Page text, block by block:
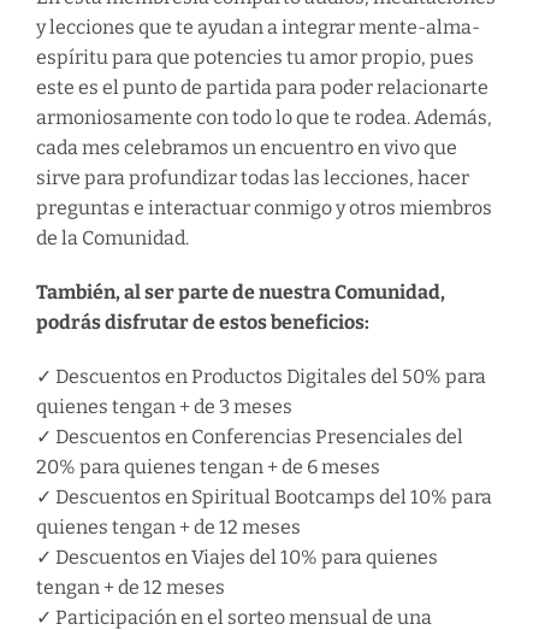
y lecciones que te ayudan a integrar mente-alma-
espíritu para que potencies tu amor propio, pues
este es el punto de partida para poder relacionarte
armoniosamente con todo lo que te rodea. Además,
cada mes celebramos un encuentro en vivo que
sirve para profundizar todas las lecciones, hacer
preguntas e interactuar conmigo y otros miembros
de la Comunidad.
También, al ser parte de nuestra Comunidad,
podrás disfrutar de estos beneficios:
✓ Descuentos en Productos Digitales del 50% para
quienes tengan + de 3 meses
✓ Descuentos en Conferencias Presenciales del
20% para quienes tengan + de 6 meses
✓ Descuentos en Spiritual Bootcamps del 10% para
quienes tengan + de 12 meses
✓ Descuentos en Viajes del 10% para quienes
tengan + de 12 meses
✓ Participación en el sorteo mensual de una